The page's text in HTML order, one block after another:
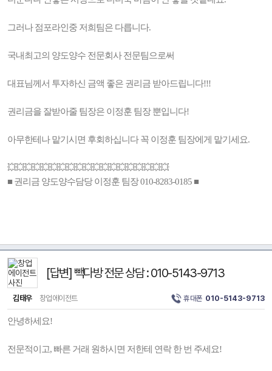
그러나 점포라인중 저희팀은 다릅니다.
국내최고의 양도양수 전문회사 전문팀으로써
대표님께서 투자하신 금액 좋은 권리금 받아드립니다!!!
권리금을 잘받아줄 팀장은 이정훈 팀장 뿐입니다!
아무한테나 맡기시면 후회하십니다 꼭 이정훈 팀장에게 맡기세요.
💥💥💥💥💥💥💥💥💥💥💥💥💥💥💥💥💥💥💥
■ 권리금 양도양수담당 이정훈 팀장 010-8283-0185 ■
[답변] 빽다방 전문 상담 : 010-5143-9713
김태우 창업에이전트 휴대폰 010-5143-9713
안녕하세요!
전문적이고, 빠른 거래 원하시면 저한테 연락 한 번 주세요!